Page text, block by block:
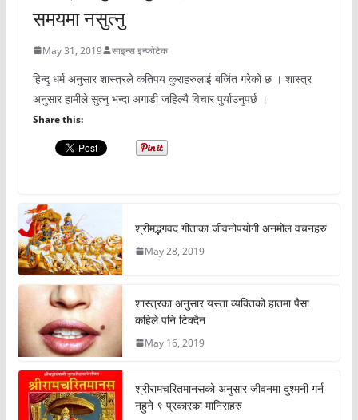
समयमा नसुत्नु
May 31, 2019 साइन्स इन्फोटेक
हिन्दु धर्म अनुसार शास्त्रले कतिपय कुराहरुलाई बर्जित गरेको छ । शास्त्र
अनुसार हामीले सुत्नु भन्दा अगाडी जहिल्यै विचार पुर्याउनुपर्छ ।
Share this:
श्रीमद्भगवद गीताका जीवनोपयोगी अनमोल वचनहरु
May 28, 2019
शास्त्रका अनुसार यस्ता व्यक्तिको हातमा पैसा
कहिले पनि टिक्दैन
May 16, 2019
श्रीरामचरितमानसको अनुसार जीवनमा दुश्मनी गर्न
नहुने ९ प्रकारका मानिसहरु